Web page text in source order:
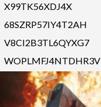
X99TK56XDJ4X
68SZRP57IY4T2AH
V8CI2B3TL6QYXG7
WOPLMFJ4NTDHR3V